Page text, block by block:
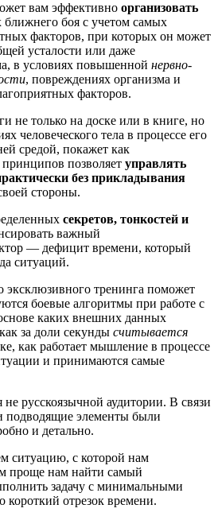
вам эффективно организовать
ближнего боя с учетом самых
факторов, при которых он может
усталости или даже
в условиях повышенной нервно-
, повреждениях организма и
факторов.
не только на доске или в книге, но
человеческого тела в процессе его
средой, покажет как
позволяет управлять
без прикладывания
стороны.
секретов, тонкостей и
важный
— дефицит времени, который
ситуаций.
эксклюзивного тренинга поможет
боевые алгоритмы при работе с
каких внешних данных
за доли секунды считывается
как работает мышление в процессе
и принимаются самые
русскоязычной аудитории. В связи
подводящие элементы были
и детально.
ситуацию, с которой нам
проще нам найти самый
задачу с минимальными
короткий отрезок времени.